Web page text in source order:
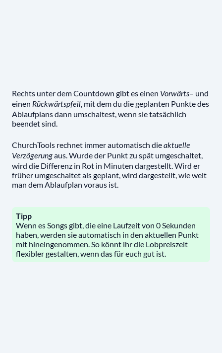
Rechts unter dem Countdown gibt es einen Vorwärts– und
einen Rückwärtspfeil, mit dem du die geplanten Punkte des
Ablaufplans dann umschaltest, wenn sie tatsächlich
beendet sind.
ChurchTools rechnet immer automatisch dieaktuelle
Verzögerungaus. Wurde der Punkt zu spät umgeschaltet,
wird die Differenz in Rot in Minuten dargestellt. Wird er
früher umgeschaltet als geplant, wird dargestellt, wie weit
man dem Ablaufplan voraus ist.
Tipp
Wenn es Songs gibt, die eine Laufzeit von 0 Sekunden
haben, werden sie automatisch in den aktuellen Punkt
mit hineingenommen. So könnt ihr die Lobpreiszeit
flexibler gestalten, wenn das für euch gut ist.